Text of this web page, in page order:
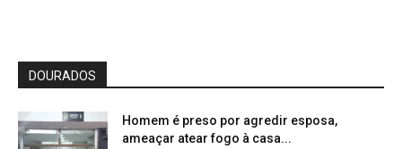
DOURADOS
Homem é preso por agredir esposa,
ameaçar atear fogo à casa...